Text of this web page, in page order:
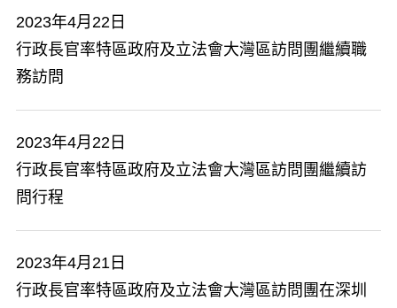
2023年4月22日
行政長官率特區政府及立法會大灣區訪問團繼續職
務訪問
2023年4月22日
行政長官率特區政府及立法會大灣區訪問團繼續訪
問行程
2023年4月21日
行政長官率特區政府及立法會大灣區訪問團在深圳